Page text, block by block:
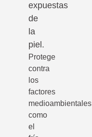
expuestas
de
la
piel.
Protege
contra
los
factores
medioambientales
como
el